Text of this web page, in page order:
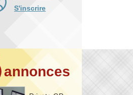
S'inscrire
annonces